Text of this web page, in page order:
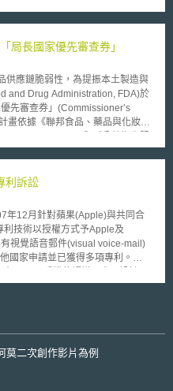
容全部移除。雙方並且於簽定的
決定書中亦特別謹慎正視Chanel
稱自己，只要Jones使用其姓名的
的隱含。 Chanel公司
有105年歷史的精品時尚品牌不僅
直以來也非常積極維護其品牌商
百年品牌對於商標保護的重視，透
定地捍衛其品牌於精品時尚業屹立
訊號，改善通訊品質。 據
得國防高等研究計劃署 (DARPA)
公司擔任FBAR工程師，並竊取分
年間，更開始接觸中國大陸的大
得到天津大學支援，在中國大陸建
科技公司離職，擔任天津大學的全
司，計畫生產FBAR產品，並已和
高額成本開發的技術資料，將造成
業間諜活動與制止竊取營業秘密為
局長國家優先審查券」
供應鏈脆弱性，為提振本土製造與
and Drug Administration, FDA)於
先審查券」(Commissioner’s
畫依據《聯邦食品、藥品與化妝品
授權。CNPV將不同審查分組集
審查及優先審查券(Priority
益，可能優先惠及具戰略價值及在
流程與吸引製造投資等目標，亦具
利訴訟
12月針對蘋果(Apple)與共同合
利技術以授權方式予Apple及
國家申請並已獲得多項專利。
發匣，可呈現所有已接收的語音郵
間所申請專利技術雷同。故2007
求3億6仟萬美元的賠償與預期未
亦對Comcast，Cablevision及
莫二次創作影片為例